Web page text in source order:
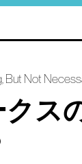
But Not
ス